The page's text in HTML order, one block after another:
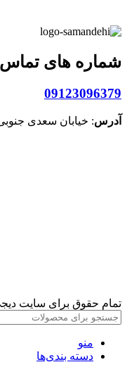
شماره های تماس
09123096379
آدرس: خیابان سعدی جنوبی،
تمام حقوق برای سایت
منو
دسته بندی‌ها